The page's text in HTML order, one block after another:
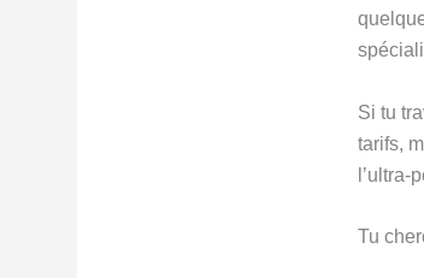
Si tu
tarifs,
l’ultra-
Tu